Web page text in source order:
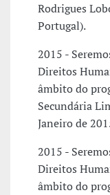
Rodrigues
Portugal).
2015 -
Direitos
âmbito do
Secundária
Janeiro de
2015 -
Direitos
âmbito do